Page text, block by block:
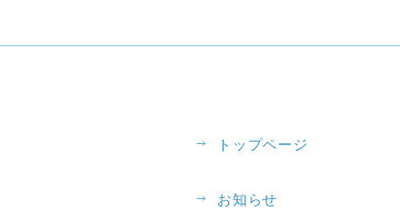
トップページ
お知らせ